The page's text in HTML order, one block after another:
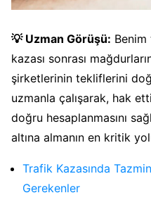
💡 Uzman Görüşü:
kazası sonrası
şirketlerinin tekliflerini
uzmanla çalışarak, hak
doğru hesaplanmasını
altına almanın en kritik
Trafik Kazasında
Gerekenler